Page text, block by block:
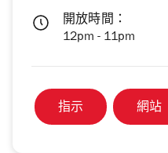
開放時間：
12pm - 11pm
指示 網站